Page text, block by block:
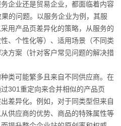
企业还是贸易企业，都面临着内容
的问题。以服务企业为例，其服
用产品页差异化的策略，从服务的
、个性化等）、适用场景（不同类
方案（针对客户常见问题的解决措
类可能繁多且来自不同供应商。在
301重定向来合并相似的产品页
差异化。例如，对于同类型但来自
供应商的优势、商品的特殊属性等